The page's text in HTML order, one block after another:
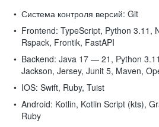
Система контроля версий: Git
Frontend: TypeScript, Python 3.11,
Rspack, Frontik, FastAPI
Backend: Java 17 — 21, Python
Jackson, Jersey, Junit 5, Maven,
IOS: Swift, Ruby, Tuist
Android: Kotlin, Kotlin Script (kts),
Ruby